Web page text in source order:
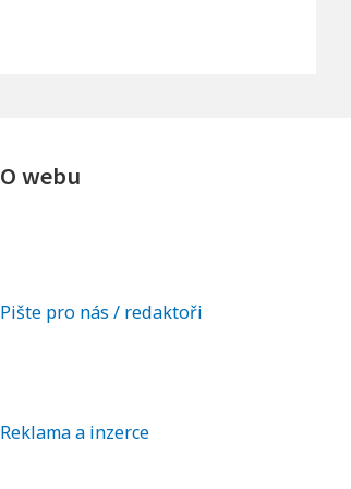
O webu
Pište pro nás / redaktoři
Reklama a inzerce